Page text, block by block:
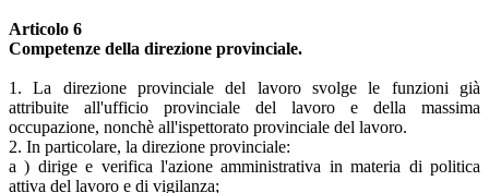
Articolo 6
Competenze della direzione provinciale.
1. La direzione provinciale del lavoro svolge le funzioni già
attribuite all'ufficio provinciale del lavoro e della massima
occupazione, nonchè all'ispettorato provinciale del lavoro.
2. In particolare, la direzione provinciale:
a ) dirige e verifica l'azione amministrativa in materia di politica
attiva del lavoro e di vigilanza;